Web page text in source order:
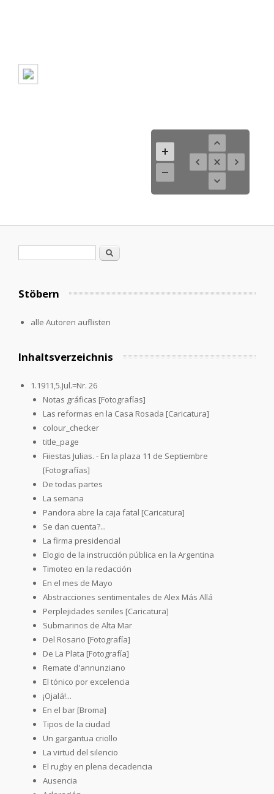
Suche
Stöbern
alle Autoren auflisten
Inhaltsverzeichnis
1.1911,5.Jul.=Nr. 26
Notas gráficas [Fotografías]
Las reformas en la Casa Rosada [Caricatura]
colour_checker
title_page
Fiiestas Julias. - En la plaza 11 de Septiembre
[Fotografías]
De todas partes
La semana
Pandora abre la caja fatal [Caricatura]
Se dan cuenta?...
La firma presidencial
Elogio de la instrucción pública en la Argentina
Timoteo en la redacción
En el mes de Mayo
Abstracciones sentimentales de Alex Más Allá
Perplejidades seniles [Caricatura]
Submarinos de Alta Mar
Del Rosario [Fotografía]
De La Plata [Fotografía]
Remate d'annunziano
El tónico por excelencia
¡Ojalá!...
En el bar [Broma]
Tipos de la ciudad
Un gargantua criollo
La virtud del silencio
El rugby en plena decadencia
Ausencia